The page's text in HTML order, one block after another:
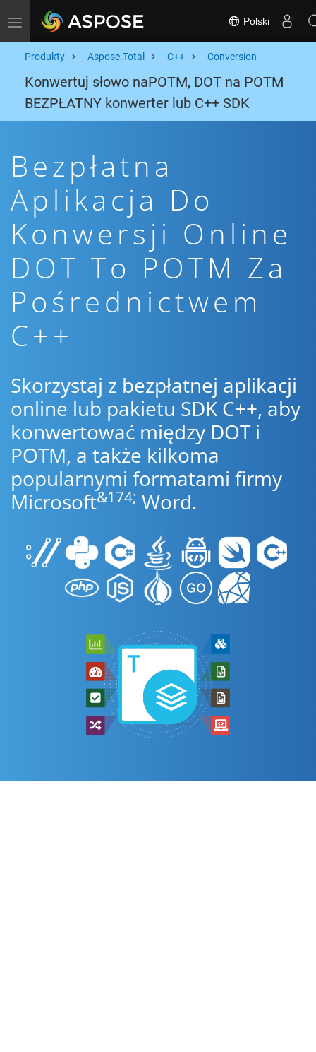
Toggle navigation Polski
Produkty Aspose.Total C++ Conversion
Konwertuj słowo naPOTM, DOT na POTM
BEZPŁATNY konwerter lub C++ SDK
Bezpłatna
Aplikacja Do
Konwersji Online
DOT To POTM Za
Pośrednictwem
C++
Skorzystaj z bezpłatnej aplikacji
online lub pakietu SDK C++, aby
konwertować między DOT i
POTM, a także kilkoma
popularnymi formatami firmy
Microsoft&174; Word.